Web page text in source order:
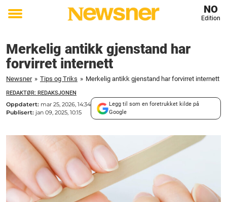
Toggle
NO
Edition
Merkelig antikk gjenstand har
forvirret internett
Newsner » Tips og Triks » Merkelig antikk gjenstand har forvirret internett
REDAKTØR: REDAKSJONEN
Oppdatert: mar 25, 2026, 14:34
Publisert: jan 09, 2025, 10:15
Legg til som en foretrukket kilde på
Google